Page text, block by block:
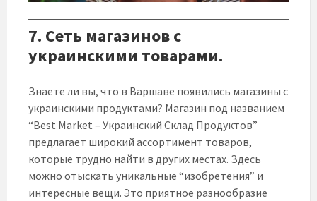
7. Сеть магазинов с
украинскими товарами.
Знаете ли вы, что в Варшаве появились магазины с
украинскими продуктами? Магазин под названием
“Best Market – Украинский Склад Продуктов”
предлагает широкий ассортимент товаров,
которые трудно найти в других местах. Здесь
можно отыскать уникальные “изобретения” и
интересные вещи. Это приятное разнообразие